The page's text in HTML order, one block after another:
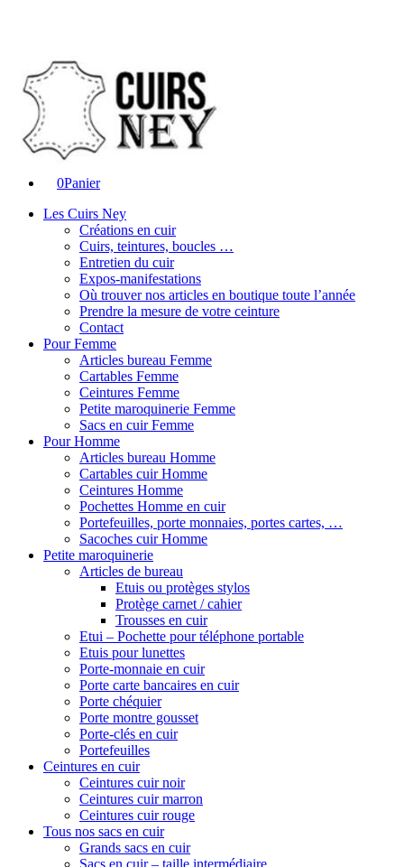
0Panier
Les Cuirs Ney
Créations en cuir
Cuirs, teintures, boucles …
Entretien du cuir
Expos-manifestations
Où trouver nos articles en boutique toute l’année
Prendre la mesure de votre ceinture
Contact
Pour Femme
Articles bureau Femme
Cartables Femme
Ceintures Femme
Petite maroquinerie Femme
Sacs en cuir Femme
Pour Homme
Articles bureau Homme
Cartables cuir Homme
Ceintures Homme
Pochettes Homme en cuir
Portefeuilles, porte monnaies, portes cartes, …
Sacoches cuir Homme
Petite maroquinerie
Articles de bureau
Etuis ou protèges stylos
Protège carnet / cahier
Trousses en cuir
Etui – Pochette pour téléphone portable
Etuis pour lunettes
Porte-monnaie en cuir
Porte carte bancaires en cuir
Porte chéquier
Porte montre gousset
Porte-clés en cuir
Portefeuilles
Ceintures en cuir
Ceintures cuir noir
Ceintures cuir marron
Ceintures cuir rouge
Tous nos sacs en cuir
Grands sacs en cuir
Sacs en cuir – taille intermédiaire